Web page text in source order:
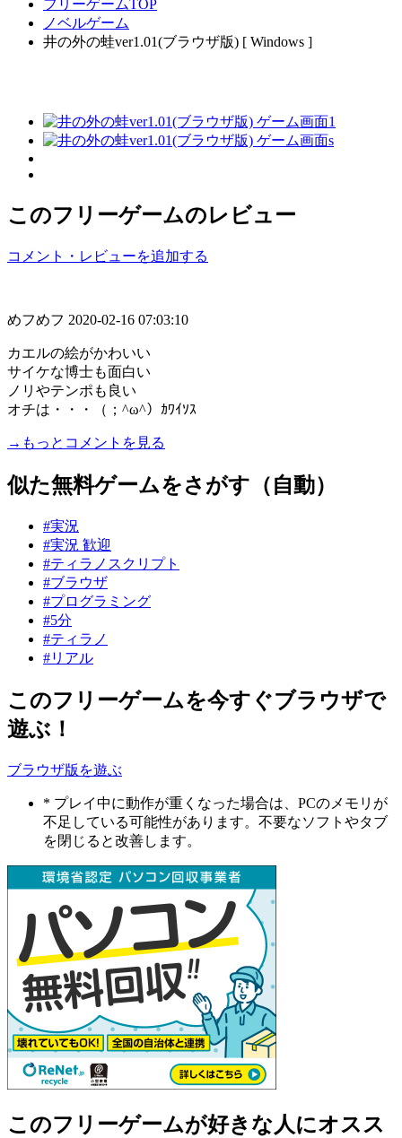
フリーゲームTOP
ノベルゲーム
井の外の蛙ver1.01(ブラウザ版) [ Windows ]
このフリーゲームのレビュー
コメント・レビューを追加する
めフめフ 2020-02-16 07:03:10
カエルの絵がかわいい
サイケな博士も面白い
ノリやテンポも良い
オチは・・・（；^ω^）ｶﾜｲｿｽ
→もっとコメントを見る
似た無料ゲームをさがす（自動）
#実況
#実況 歓迎
#ティラノスクリプト
#ブラウザ
#プログラミング
#5分
#ティラノ
#リアル
このフリーゲームを今すぐブラウザで
遊ぶ！
ブラウザ版を遊ぶ
* プレイ中に動作が重くなった場合は、PCのメモリが
不足している可能性があります。不要なソフトやタブ
を閉じると改善します。
このフリーゲームが好きな人にオスス